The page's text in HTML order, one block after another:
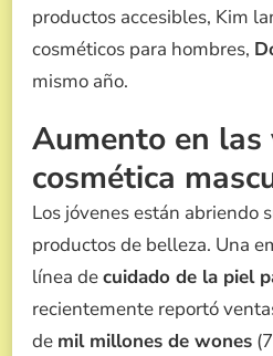
productos accesibles, Kim
cosméticos para hombres,
mismo año.
Aumento en las
cosmética
Los jóvenes están abriendo
productos de belleza. Una
línea decuidado de la piel
recientemente reportó
de mil millones de wones